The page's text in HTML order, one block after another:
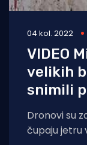
04 kol. 2022
VIDEO
velikih
snimili
Dronovi su
čupaju jetru